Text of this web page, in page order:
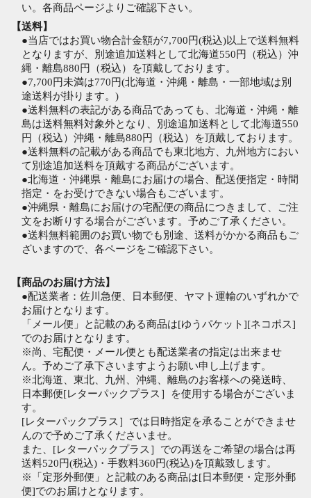
い。各商品ページよりご確認下さい。
【送料】
●当店ではお買い物合計金額が7,700円(税込)以上で送料無料
となりますが、別途追加送料として北海道550円（税込）沖
縄・離島880円（税込）を頂戴しております。
●7,700円未満は770円(北海道・沖縄・離島・一部地域は別
途送料が掛ります。)
●送料無料の表記がある商品であっても、北海道・沖縄・離
島は送料無料対象外となり、別途追加送料として北海道550
円（税込）沖縄・離島880円（税込）を頂戴しております。
●送料無料の記載がある商品でも東北地方、九州地方におい
て別途追加送料を頂戴する商品がございます。
●北海道・沖縄県・離島にお届けの場合、配送便指定・時間
指定・をお受けできない場合もございます。
●沖縄県・離島にお届けの宅配便の商品につきまして、ご注
文をお断りする場合がございます。予めご了承ください。
●送料無料範囲のお買い物でも別途、送料がかかる商品もご
ざいますので、各ページをご確認下さい。
【商品のお届け方法】
●配送業者：佐川急便、日本郵便、ヤマト運輸のいずれかで
お届けとなります。
「メール便」と記載のある商品は[ゆうパケット][ネコポス]
でのお届けとなります。
※尚、宅配便・メール便とも配送業者の指定は出来ませ
ん。予めご了承下さいますようお願い申し上げます。
※北海道、東北、九州、沖縄、離島のお客様への発送時、
日本郵便[レターパックプラス］を使用する場合がございま
す。
[レターパックプラス］では日時指定を承ることができませ
んので予めご了承くださいませ。
また、[レターパックプラス］での再送をご希望の場合は再
送料520円(税込)・手数料360円(税込)を頂戴致します。
※「定形外郵便」と記載のある商品は[日本郵便・定形外郵
便]でのお届けとなります。